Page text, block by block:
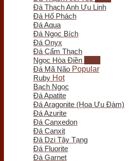
Tượng Nghê - Kỳ Lân
Tượng Thiềm Thừ
Tượng Tỳ Hưu
Tượng Voi
Trầm hương
Trầm Hương Phong Thủy
Tượng Trầm Hương
Vòng Tay Trầm Hương
Nụ - Nhang - Tinh Dầu Trầm
Lư Xông Trầm
Sản phẩm khác
Chum Phú Quý
Lục Bình Gỗ
Quà Tặng Trang Trí
Tranh Gỗ
Tiểu Cảnh Gỗ
Đá Thạch Anh Ưu Linh
Đá Hổ Phách
Đá Aqua
Đá Ngọc Bích
Đá Onyx
Đá Cẩm Thạch
Ngọc Hòa Điền
Đá Mã Não
Ruby
Bạch Ngọc
Đá Apatite
Đá Aragonite (Hoa Ưu Đàm)
Đá Azurite
Đá Canxedon
Đá Canxit
Đá Dzi Tây Tạng
Đá Fluorite
Đá Garnet